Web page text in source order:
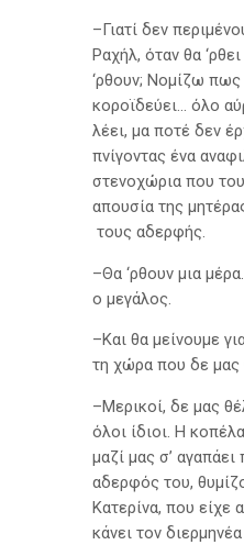
–Γιατί δεν
Ραχήλ, όταν θα
‘ρθουν; Νομίζω
κοροϊδεύει… όλο
λέει, μα ποτέ δεν
πνίγοντας ένα
στενοχώρια που
απουσία της
τους αδερφής.
–Θα ‘ρθουν μια
ο μεγάλος.
–Και θα μείνουμε
τη χώρα που δε μας
–Μερικοί, δε μας
όλοι ίδιοι. Η
μαζί μας σ’
αδερφός του,
Κατερίνα, που είχε
κάνει τον